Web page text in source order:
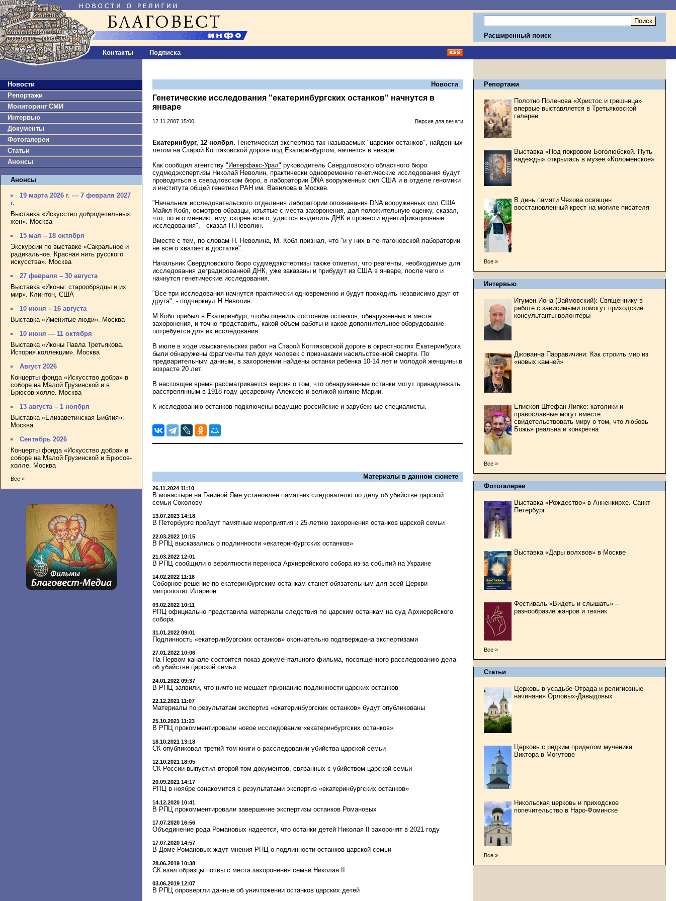
Контакты Подписка
Расширенный поиск
Новости
Репортажи
Мониторинг СМИ
Интервью
Документы
Фотогалереи
Статьи
Анонсы
Анонсы
19 марта 2026 г. — 7 февраля 2027
г.
Выставка «Искусство добродетельных
жен». Москва
15 мая – 18 октября
Экскурсии по выставке «Сакральное и
радикальное. Красная нить русского
искусства». Москва
27 февраля – 30 августа
Выставка «Иконы: старообрядцы и их
мир». Клинтон, США
10 июня – 16 августа
Выставка «Именитые люди». Москва
10 июня — 11 октября
Выставка «Иконы Павла Третьякова.
История коллекции». Москва
Август 2026
Концерты фонда «Искусство добра» в
соборе на Малой Грузинской и в
Брюсов-холле. Москва
13 августа – 1 ноября
Выставка «Елизаветинская Библия».
Москва
Сентябрь 2026
Концерты фонда «Искусство добра» в
соборе на Малой Грузинской и Брюсов-
холле. Москва
Все »
Новости
Генетические исследования "екатеринбургских останков" начнутся в
январе
12.11.2007 15:00 Версия для печати
Екатеринбург, 12 ноября. Генетическая экспертиза так называемых "царских останков", найденных
летом на Старой Коптяковской дороге под Екатеринбургом, начнется в январе.
Как сообщил агентству "Интерфакс-Урал" руководитель Свердловского областного бюро
судмедэкспертизы Николай Неволин, практически одновременно генетические исследования будут
проводиться в свердловском бюро, в лаборатории DNA вооруженных сил США и в отделе геномики
и института общей генетики РАН им. Вавилова в Москве.
"Начальник исследовательского отделения лаборатории опознавания DNA вооруженных сил США
Майкл Кобл, осмотрев образцы, изъятые с места захоронения, дал положительную оценку, сказал,
что, по его мнению, ему, скорее всего, удастся выделить ДНК и провести идентификационные
исследования", - сказал Н.Неволин.
Вместе с тем, по словам Н. Неволина, М. Кобл признал, что "и у них в пентагоновской лаборатории
не всего хватает в достатке".
Начальник Свердловского бюро судмедэкспертизы также отметил, что реагенты, необходимые для
исследования деградированной ДНК, уже заказаны и прибудут из США в январе, после чего и
начнутся генетические исследования.
"Все три исследования начнутся практически одновременно и будут проходить независимо друг от
друга", - подчеркнул Н.Неволин.
М.Кобл прибыл в Екатеринбург, чтобы оценить состояние останков, обнаруженных в месте
захоронения, и точно представить, какой объем работы и какое дополнительное оборудование
потребуется для их исследования.
В июле в ходе изыскательских работ на Старой Коптяковской дороге в окрестностях Екатеринбурга
были обнаружены фрагменты тел двух человек с признаками насильственной смерти. По
предварительным данным, в захоронении найдены останки ребенка 10-14 лет и молодой женщины в
возрасте 20 лет.
В настоящее время рассматривается версия о том, что обнаруженные останки могут принадлежать
расстрелянным в 1918 году цесаревичу Алексею и великой княжне Марии.
К исследованию останков подключены ведущие российские и зарубежные специалисты.
Материалы в данном сюжете
26.11.2024 11:10
В монастыре на Ганиной Яме установлен памятник следователю по делу об убийстве царской
семьи Соколову
13.07.2023 14:18
В Петербурге пройдут памятные мероприятия к 25-летию захоронения останков царской семьи
22.03.2022 10:15
В РПЦ высказались о подлинности «екатеринбургских останков»
21.03.2022 12:01
В РПЦ сообщили о вероятности переноса Архиерейского собора из-за событий на Украине
14.02.2022 11:18
Соборное решение по екатеринбургским останкам станет обязательным для всей Церкви -
митрополит Иларион
03.02.2022 10:11
РПЦ официально представила материалы следствия по царским останкам на суд Архиерейского
собора
31.01.2022 09:01
Подлинность «екатеринбургских останков» окончательно подтверждена экспертизами
27.01.2022 10:06
На Первом канале состоится показ документального фильма, посвященного расследованию дела
об убийстве царской семьи
24.01.2022 09:37
В РПЦ заявили, что ничто не мешает признанию подлинности царских останков
22.12.2021 11:07
Материалы по результатам экспертиз «екатеринбургских останков» будут опубликованы
25.10.2021 11:23
В РПЦ прокомментировали новое исследование «екатеринбургских останков»
18.10.2021 13:18
СК опубликовал третий том книги о расследовании убийства царской семьи
12.10.2021 18:05
СК России выпустил второй том документов, связанных с убийством царской семьи
20.09.2021 14:17
РПЦ в ноябре ознакомится с результатами экспертиз «екатеринбургских останков»
14.12.2020 10:41
В РПЦ прокомментировали завершение экспертизы останков Романовых
17.07.2020 16:56
Объединение рода Романовых надеется, что останки детей Николая II захоронят в 2021 году
17.07.2020 14:57
В Доме Романовых ждут мнения РПЦ о подлинности останков царской семьи
28.06.2019 10:38
СК взял образцы почвы с места захоронения семьи Николая II
03.06.2019 12:07
В РПЦ опровергли данные об уничтожении останков царских детей
Репортажи
Полотно Поленова «Христос и грешница»
впервые выставляется в Третьяковской
галерее
Выставка «Под покровом Боголюбской. Путь
надежды» открылась в музее «Коломенское»
В день памяти Чехова освящен
восстановленный крест на могиле писателя
Все »
Интервью
Игумен Иона (Займовский): Священнику в
работе с зависимыми помогут приходские
консультанты-волонтеры
Джованна Парравичини: Как строить мир из
«новых камней»
Епископ Штефан Липке: католики и
православные могут вместе
свидетельствовать миру о том, что любовь
Божья реальна и конкретна
Все »
Фотогалереи
Выставка «Рождество» в Анненкирхе. Санкт-
Петербург
Выставка «Дары волхвов» в Москве
Фестиваль «Видеть и слышать» –
разнообразие жанров и техник
Все »
Статьи
Церковь в усадьбе Отрада и религиозные
начинания Орловых-Давыдовых
Церковь с редким приделом мученика
Виктора в Могутове
Никольская церковь и приходское
попечительство в Наро-Фоминске
Все »